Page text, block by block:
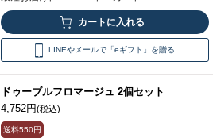
LINEやメールで「eギフト」を贈る
ドゥーブルフロマージュ 2個セット
4,752円(税込)
送料550円